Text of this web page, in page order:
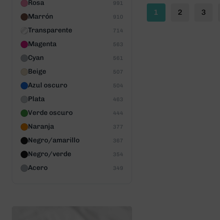
1 2 3
Rosa 991
Marrón 910
Transparente 714
Magenta 563
Cyan 561
Beige 507
Azul oscuro 504
Plata 463
Verde oscuro 444
Naranja 377
Negro/amarillo 367
Negro/verde 354
Acero 349